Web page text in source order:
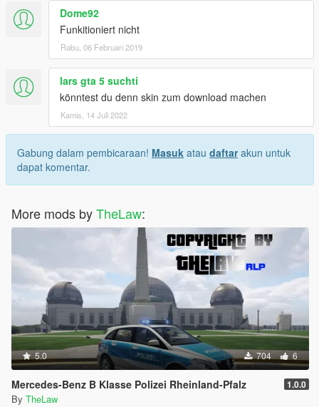
Dome92
Funkitioniert nicht
Rabu, 06 Februari 2019
lars gta 5 suchti
könntest du denn skin zum download machen
Kamis, 14 Juli 2022
Gabung dalam pembicaraan! Masuk atau daftarakun untuk
dapat komentar.
More mods byTheLaw:
5.0 704 6
Mercedes-Benz B Klasse Polizei Rheinland-Pfalz 1.0.0
By TheLaw